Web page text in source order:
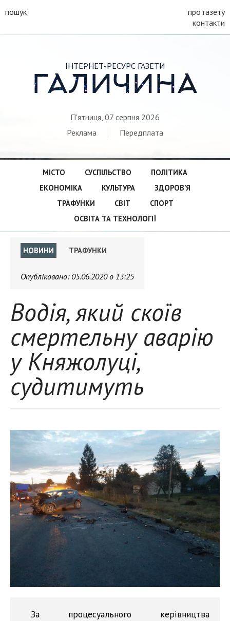
пошук
про газету
контакти
ІНТЕРНЕТ-РЕСУРС ГАЗЕТИ
ГАЛИЧИНА
П'ятниця, 07 серпня 2026
Реклама
Передплата
МІСТО СУСПІЛЬСТВО
ПОЛІТИКА
ЕКОНОМІКА
КУЛЬТУРА
ЗДОРОВ’Я
ТРАФУНКИ
СВІТ
СПОРТ
ОСВІТА ТА ТЕХНОЛОГІЇ
НОВИНИ ТРАФУНКИ
Опубліковано: 05.06.2020 о 13:25
Водія, який скоїв
смертельну аварію
у Княжолуці,
судитимуть
За процесуального керівництва